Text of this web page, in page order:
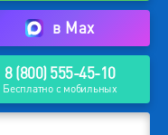
в Max
8 (800) 555-45-10
Бесплатно с мобильных